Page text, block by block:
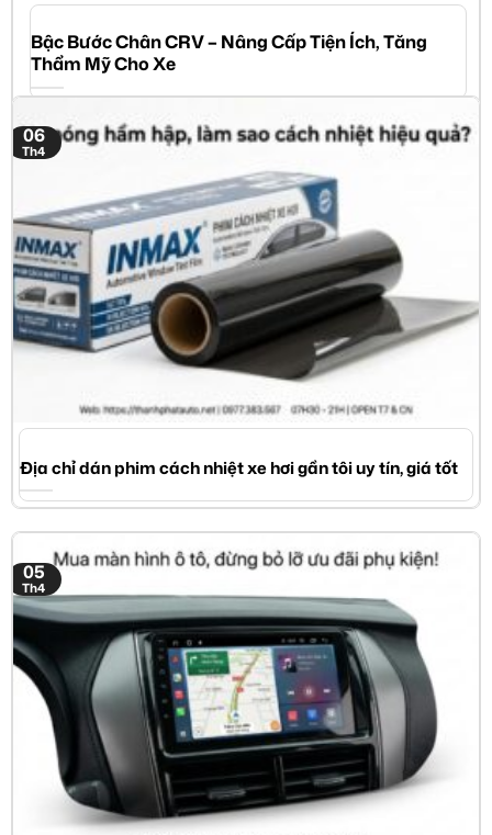
Bậc Bước Chân CRV – Nâng Cấp Tiện Ích, Tăng
Thẩm Mỹ Cho Xe
Địa chỉ dán phim cách nhiệt xe hơi gần tôi uy tín, giá tốt
06
Th4
05
Th4